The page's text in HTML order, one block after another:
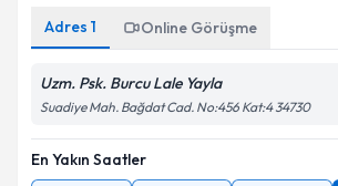
Adres 1 Online Görüşme
Uzm. Psk. Burcu Lale Yayla
Suadiye Mah. Bağdat Cad. No:456 Kat:4 34730
En Yakın Saatler